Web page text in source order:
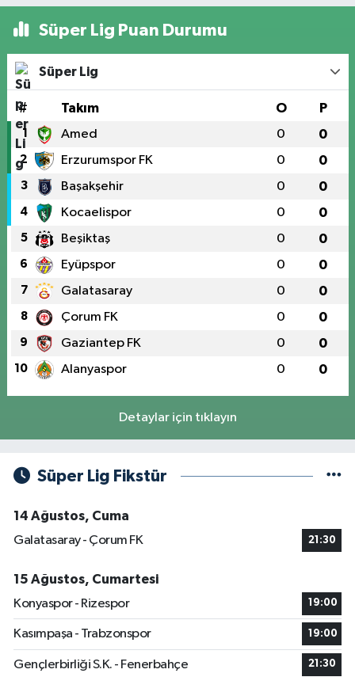
Süper Lig Puan Durumu
Süper Lig
# Takım O P
1 Amed 0 0
2 Erzurumspor FK 0 0
3 Başakşehir 0 0
4 Kocaelispor 0 0
5 Beşiktaş 0 0
6 Eyüpspor 0 0
7 Galatasaray 0 0
8 Çorum FK 0 0
9 Gaziantep FK 0 0
10 Alanyaspor 0 0
Detaylar için tıklayın
Süper Lig Fikstür
14 Ağustos, Cuma
Galatasaray - Çorum FK
21:30
15 Ağustos, Cumartesi
Konyaspor - Rizespor
19:00
Kasımpaşa - Trabzonspor 19:00
Gençlerbirliği S.K. - Fenerbahçe 21:30